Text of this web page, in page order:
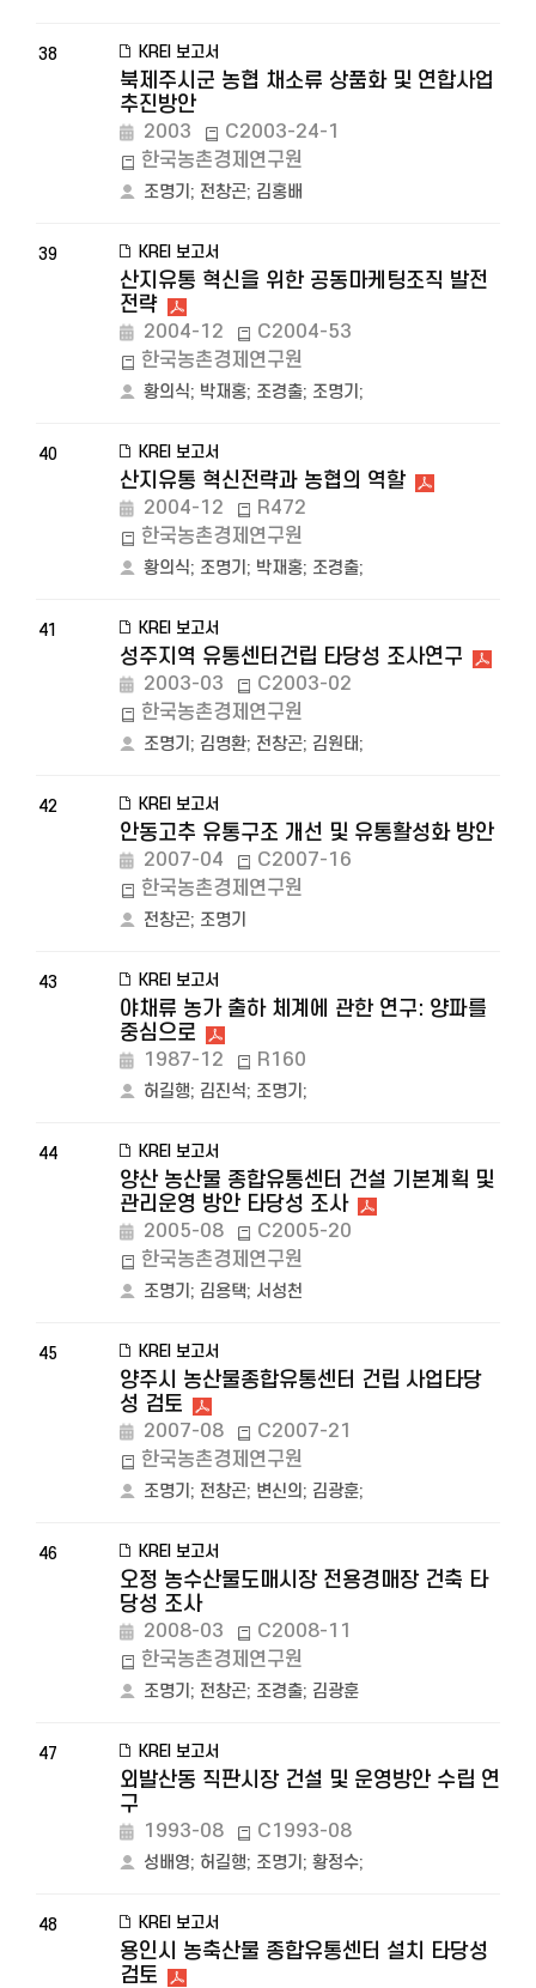
38 KREI 보고서
북제주시군 농협 채소류 상품화 및 연합사업
추진방안
2003
C2003-24-1
한국농촌경제연구원
조명기 ; 전창곤; 김홍배
39 KREI 보고서
산지유통 혁신을 위한 공동마케팅조직 발전
전략
2004-12
C2004-53
한국농촌경제연구원
황의식; 박재홍; 조경출; 조명기 ;
40 KREI 보고서
산지유통 혁신전략과 농협의 역할
2004-12
R472
한국농촌경제연구원
황의식; 조명기 ; 박재홍; 조경출;
41 KREI 보고서
성주지역 유통센터건립 타당성 조사연구
2003-03
C2003-02
한국농촌경제연구원
조명기 ; 김명환; 전창곤; 김원태;
42 KREI 보고서
안동고추 유통구조 개선 및 유통활성화 방안
2007-04
C2007-16
한국농촌경제연구원
전창곤; 조명기
43 KREI 보고서
야채류 농가 출하 체계에 관한 연구: 양파를
중심으로
1987-12 R160
허길행; 김진석; 조명기 ;
44 KREI 보고서
양산 농산물 종합유통센터 건설 기본계획 및
관리운영 방안 타당성 조사
2005-08
C2005-20
한국농촌경제연구원
조명기 ; 김용택; 서성천
45 KREI 보고서
양주시 농산물종합유통센터 건립 사업타당
성 검토
2007-08
C2007-21
한국농촌경제연구원
조명기 ; 전창곤; 변신의 ; 김광훈;
46 KREI 보고서
오정 농수산물도매시장 전용경매장 건축 타
당성 조사
2008-03
C2008-11
한국농촌경제연구원
조명기 ; 전창곤; 조경출; 김광훈
47 KREI 보고서
외발산동 직판시장 건설 및 운영방안 수립 연
구
1993-08 C1993-08
성배영; 허길행; 조명기 ; 황정수;
48 KREI 보고서
용인시 농축산물 종합유통센터 설치 타당성
검토